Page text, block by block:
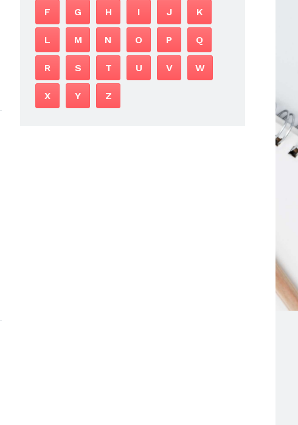
F G H I J K
L M N O P Q
R S T U V W
X Y Z